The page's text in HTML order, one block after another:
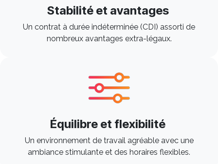
Stabilité et avantages
Un contrat à durée indéterminée (CDI) assorti de
nombreux avantages extra-légaux.
Équilibre et flexibilité
Un environnement de travail agréable avec une
ambiance stimulante et des horaires flexibles. ​